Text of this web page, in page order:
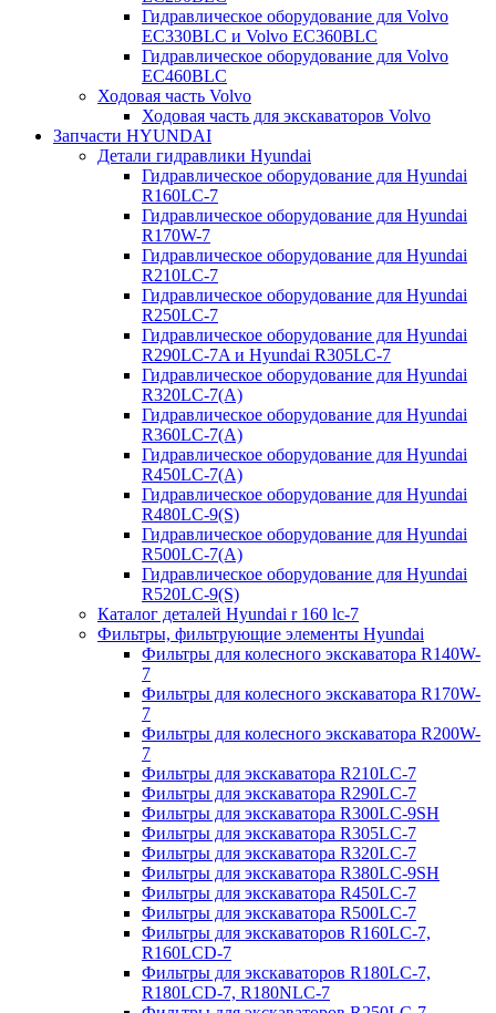
Гидравлическое оборудование для Volvo
EC330BLC и Volvo EC360BLC
Гидравлическое оборудование для Volvo
EC460BLC
Ходовая часть Volvo
Ходовая часть для экскаваторов Volvo
Запчасти HYUNDAI
Детали гидравлики Hyundai
Гидравлическое оборудование для Hyundai
R160LC-7
Гидравлическое оборудование для Hyundai
R170W-7
Гидравлическое оборудование для Hyundai
R210LC-7
Гидравлическое оборудование для Hyundai
R250LC-7
Гидравлическое оборудование для Hyundai
R290LC-7A и Hyundai R305LC-7
Гидравлическое оборудование для Hyundai
R320LC-7(A)
Гидравлическое оборудование для Hyundai
R360LC-7(A)
Гидравлическое оборудование для Hyundai
R450LC-7(A)
Гидравлическое оборудование для Hyundai
R480LC-9(S)
Гидравлическое оборудование для Hyundai
R500LC-7(A)
Гидравлическое оборудование для Hyundai
R520LC-9(S)
Каталог деталей Hyundai r 160 lc-7
Фильтры, фильтрующие элементы Hyundai
Фильтры для колесного экскаватора R140W-
7
Фильтры для колесного экскаватора R170W-
7
Фильтры для колесного экскаватора R200W-
7
Фильтры для экскаватора R210LC-7
Фильтры для экскаватора R290LC-7
Фильтры для экскаватора R300LC-9SH
Фильтры для экскаватора R305LC-7
Фильтры для экскаватора R320LC-7
Фильтры для экскаватора R380LC-9SH
Фильтры для экскаватора R450LC-7
Фильтры для экскаватора R500LC-7
Фильтры для экскаваторов R160LC-7,
R160LCD-7
Фильтры для экскаваторов R180LC-7,
R180LCD-7, R180NLC-7